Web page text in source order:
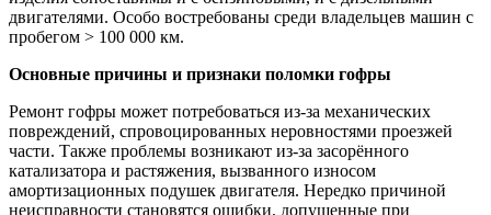
двигателями. Особо востребованы среди владельцев машин с
пробегом > 100 000 км.
Основные причины и признаки поломки гофры
Ремонт гофры может потребоваться из-за механических
повреждений, спровоцированных неровностями проезжей
части. Также проблемы возникают из-за засорённого
катализатора и растяжения, вызванного износом
амортизационных подушек двигателя. Нередко причиной
неисправности становятся ошибки, допущенные при